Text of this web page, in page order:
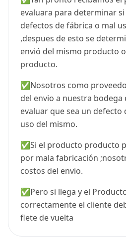
evaluara para determinar
defectos de fábrica o mal
,despues de esto se
envió del mismo producto
producto.
✅Nosotros como
del envio a nuestra
evaluar que sea un defecto
uso del mismo.
✅Si el producto producto
por mala fabricación
costos del envio.
✅Pero si llega y el
correctamente el cliente
flete de vuelta